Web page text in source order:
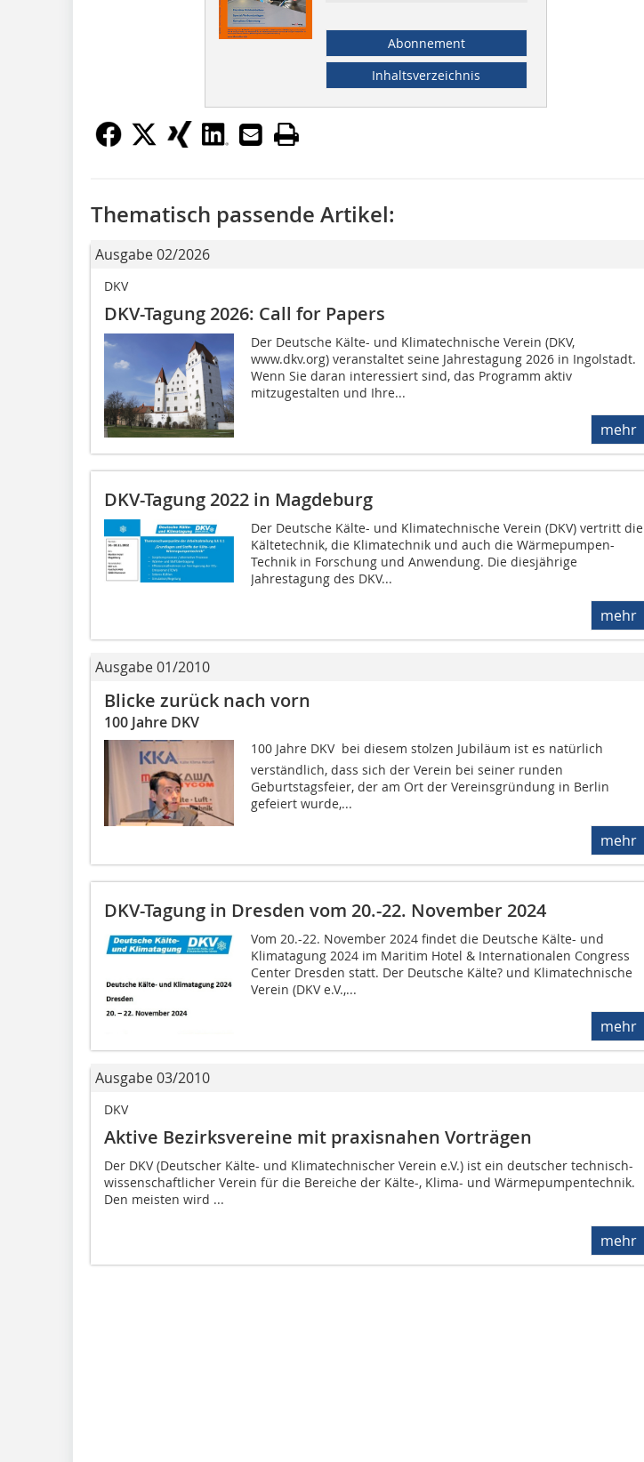
Abonnement
Inhaltsverzeichnis
Thematisch passende Artikel:
Ausgabe 02/2026
DKV
DKV-Tagung 2026: Call for Papers
Der Deutsche Kälte- und Klimatechnische Verein (DKV,
www.dkv.org) veranstaltet seine Jahrestagung 2026 in Ingolstadt.
Wenn Sie daran interessiert sind, das Programm aktiv
mitzugestalten und Ihre...
mehr
DKV-Tagung 2022 in Magdeburg
Der Deutsche Kälte- und Klimatechnische Verein (DKV) vertritt die
Kältetechnik, die Klimatechnik und auch die Wärmepumpen-
Technik in Forschung und Anwendung. Die diesjährige
Jahrestagung des DKV...
mehr
Ausgabe 01/2010
Blicke zurück nach vorn
100 Jahre DKV
100 Jahre DKV  bei diesem stolzen Jubiläum ist es natürlich
verständlich, dass sich der Verein bei seiner runden
Geburtstagsfeier, der am Ort der Vereinsgründung in Berlin
gefeiert wurde,...
mehr
DKV-Tagung in Dresden vom 20.-22. November 2024
Vom 20.-22. November 2024 findet die Deutsche Kälte- und
Klimatagung 2024 im Maritim Hotel & Internationalen Congress
Center Dresden statt. Der Deutsche Kälte? und Klimatechnische
Verein (DKV e.V.,...
mehr
Ausgabe 03/2010
DKV
Aktive Bezirksvereine mit praxisnahen Vorträgen
Der DKV (Deutscher Kälte- und Klimatechnischer Verein e.V.) ist ein deutscher technisch-
wissenschaftlicher Verein für die Bereiche der Kälte-, Klima- und Wärmepumpentechnik.
Den meisten wird ...
mehr